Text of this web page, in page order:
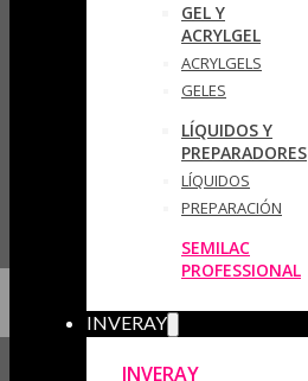
GEL Y
ACRYLGEL
ACRYLGELS
GELES
LÍQUIDOS Y
PREPARADORES
LÍQUIDOS
PREPARACIÓN
SEMILAC
PROFESSIONAL
INVERAY
INVERAY